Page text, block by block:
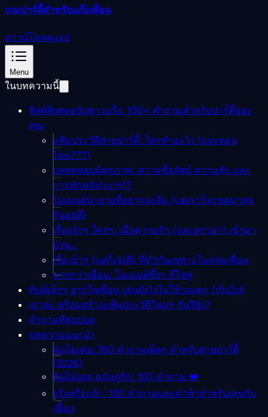
เกมปาร์ตี้สำหรับแก๊งเพื่อน
ดาวน์โหลดแอป
Menu
ในบทความนี้
ลิสต์พิเศษฉบับชาวแก๊ง: 100+ คำถามสำหรับปาร์ตี้ของ
คุณ
แฟ้มประวัติสายปาร์ตี้: ใครทำอะไร (และตอน
ไหน???)
บททดสอบมิตรภาพ: ความซื่อสัตย์ ความลับ และ
การหักหลัง(เบาๆ)?
โมเมนต์น่าอายที่อยากจะลืม (แต่เราก็จะขุดมาคุย
กันอยู่ดี)
เรื่องรักๆ ใคร่ๆ: เมื่อความรัก (และดราม่า) เข้ามา
ป่วน...
เรื่องบ้าๆ (แต่ก็เจ๋งดี) ที่ทำกันเฉพาะในกลุ่มเพื่อน
มากกว่าเพื่อน: โมเมนต์ซึ้งๆ ที่ใจฟู
ทิปส์เล็กๆ จากใจเพื่อน เล่นยังไงไม่ให้วงแตก (เกินไป)
เอาล่ะ พร้อมสร้างแฟ้มประวัติใหม่ๆ กันรึยัง?
คำถามที่พบบ่อย
บทความแนะนำ
ฉันไม่เคย: 180 คำถามเด็ดๆ สำหรับสายปาร์ตี้
(2026)
ฉันไม่เคย ฉบับคู่รัก: 100 คำถาม ❤️
จริงหรือกล้า: 100 คำถามและคำท้าสำหรับเล่นกับ
เพื่อน